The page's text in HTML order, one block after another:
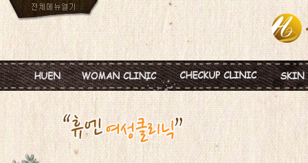
진료안내
진료시간
병원둘러보기
피임
월경이상
질염 및 성병
혈액종합검진
미혼여성검진
초기임신검진